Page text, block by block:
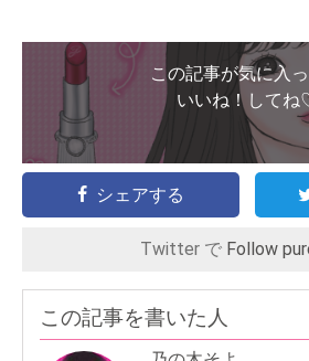
この記事が気に入
いいね！して
シェアする
Twitter で Follow
この記事を書いた人